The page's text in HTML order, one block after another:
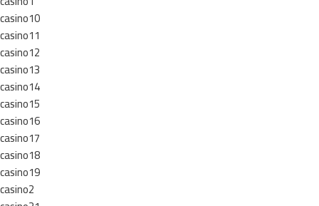
casino10
casino11
casino12
casino13
casino14
casino15
casino16
casino17
casino18
casino19
casino2